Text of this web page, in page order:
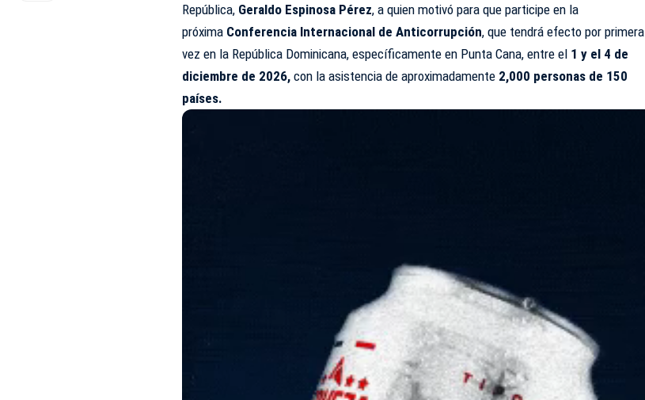
República, Geraldo Espinosa Pérez, a quien motivó para que participe en la
próxima Conferencia Internacional de Anticorrupción, que tendrá efecto por primera
vez en la República Dominicana, específicamente en Punta Cana, entre el 1 y el 4 de
diciembre de 2026, con la asistencia de aproximadamente 2,000 personas de 150
países.